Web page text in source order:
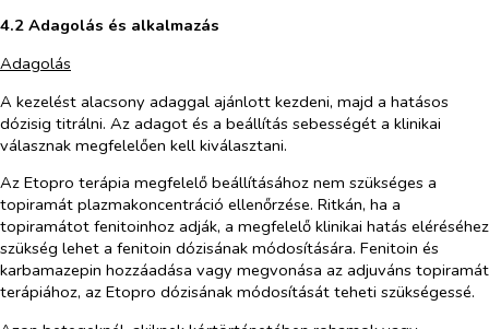
4.2 Adagolás és alkalmazás
Adagolás
A kezelést alacsony adaggal ajánlott kezdeni, majd a hatásos
dózisig titrálni. Az adagot és a beállítás sebességét a klinikai
válasznak megfelelően kell kiválasztani.
Az Etopro terápia megfelelő beállításához nem szükséges a
topiramát plazmakoncentráció ellenőrzése. Ritkán, ha a
topiramátot fenitoinhoz adják, a megfelelő klinikai hatás eléréséhez
szükség lehet a fenitoin dózisának módosítására. Fenitoin és
karbamazepin hozzáadása vagy megvonása az adjuváns topiramát
terápiához, az Etopro dózisának módosítását teheti szükségessé.